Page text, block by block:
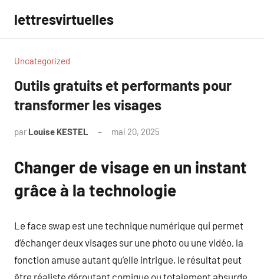
contenu
lettresvirtuelles
Uncategorized
Outils gratuits et performants pour
transformer les visages
par Louise KESTEL mai 20, 2025
Changer de visage en un instant
grâce à la technologie
Le face swap est une technique numérique qui permet
d’échanger deux visages sur une photo ou une vidéo, la
fonction amuse autant qu’elle intrigue, le résultat peut
être réaliste déroutant comique ou totalement absurde